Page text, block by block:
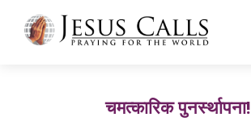
चमत्कारिक पुनर्स्थापना!